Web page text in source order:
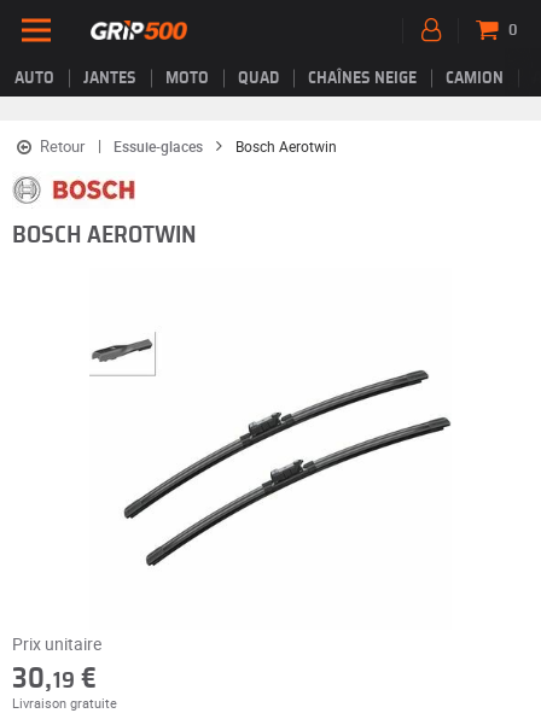
AUTO JANTES MOTO QUAD CHAÎNES NEIGE CAMION
0
Retour Essuie-glaces Bosch Aerotwin
BOSCH AEROTWIN
Prix unitaire
30,19 €
Livraison gratuite